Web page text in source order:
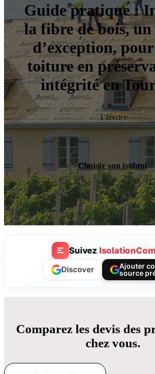
Guide pratique :
la fibre de bois,
d’exception,
toiture en
intégrité en
1 février
Choisir son isolant
Suivez
Discover
Ajouter
source
Comparez les devis des
chez vous.